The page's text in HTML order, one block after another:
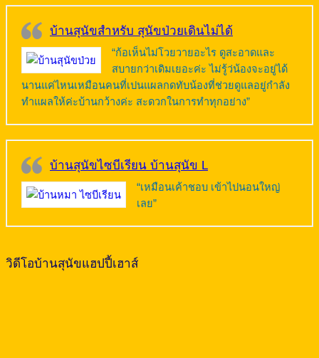
บ้านสุนัขสำหรับ สุนัขป่วยเดินไม่ได้
“ก้อเห็นไม่โวยวายอะไร ดูสะอาดและ
สบายกว่าเดิมเยอะค่ะ ไม่รู้ว่น้องจะอยู่ได้
นานแค่ไหนเหมือนคนที่เปนแผลกดทับน้องที่ช่วยดูแลอยู่กำลัง
ทำแผลให้ค่ะบ้านกว้างค่ะ สะดวกในการทำทุกอย่าง”
บ้านสุนัขไซบีเรียน บ้านสุนัข L
“เหมือนเค้าชอบ เข้าไปนอนใหญ่
เลย”
วิดีโอบ้านสุนัขแฮปปี้เฮาส์